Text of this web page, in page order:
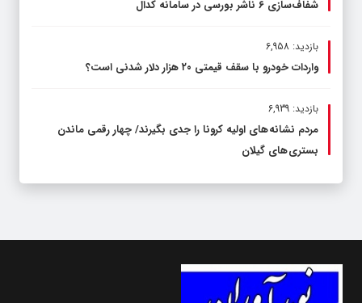
شفاف‌سازی ۶ ناشر بورسی در سامانه کدال
بازدید: 6,958
واردات خودرو با سقف قیمتی ۲۰ هزار دلار شدنی است؟
بازدید: 6,939
مردم نشانه های اولیه کرونا را جدی بگیرند/ چهار رقمی ماندن
بستری های گیلان